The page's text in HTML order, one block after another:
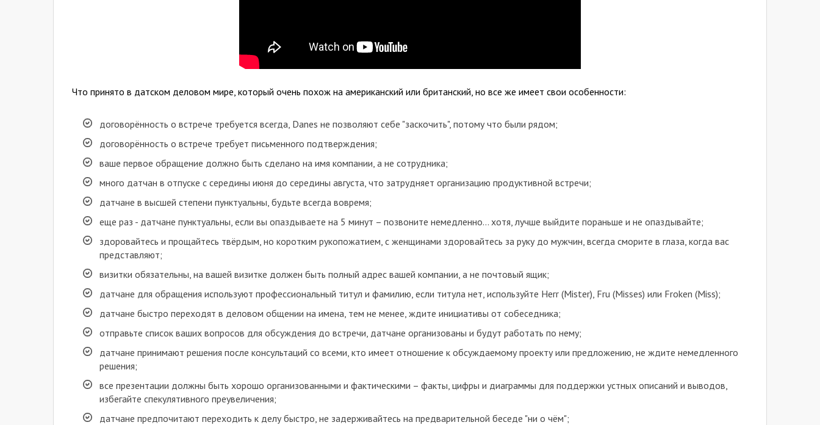
Что принято в датском деловом мире, который очень похож на американский или британский, но все же имеет свои особенности:
договорённость о встрече требуется всегда, Danes не позволяют себе "заскочить", потому что были рядом;
договорённость о встрече требует письменного подтверждения;
ваше первое обращение должно быть сделано на имя компании, а не сотрудника;
много датчан в отпуске с середины июня до середины августа, что затрудняет организацию продуктивной встречи;
датчане в высшей степени пунктуальны, будьте всегда вовремя;
еще раз - датчане пунктуальны, если вы опаздываете на 5 минут – позвоните немедленно… хотя, лучше выйдите пораньше и не опаздывайте;
здоровайтесь и прощайтесь твёрдым, но коротким рукопожатием, с женщинами здоровайтесь за руку до мужчин, всегда сморите в глаза, когда вас
представляют;
визитки обязательны, на вашей визитке должен быть полный адрес вашей компании, а не почтовый ящик;
датчане для обращения используют профессиональный титул и фамилию, если титула нет, используйте Herr (Mister), Fru (Misses) или Froken (Miss);
датчане быстро переходят в деловом общении на имена, тем не менее, ждите инициативы от собеседника;
отправьте список ваших вопросов для обсуждения до встречи, датчане организованы и будут работать по нему;
датчане принимают решения после консультаций со всеми, кто имеет отношение к обсуждаемому проекту или предложению, не ждите немедленного
решения;
все презентации должны быть хорошо организованными и фактическими – факты, цифры и диаграммы для поддержки устных описаний и выводов,
избегайте спекулятивного преувеличения;
датчане предпочитают переходить к делу быстро, не задерживайтесь на предварительной беседе "ни о чём";